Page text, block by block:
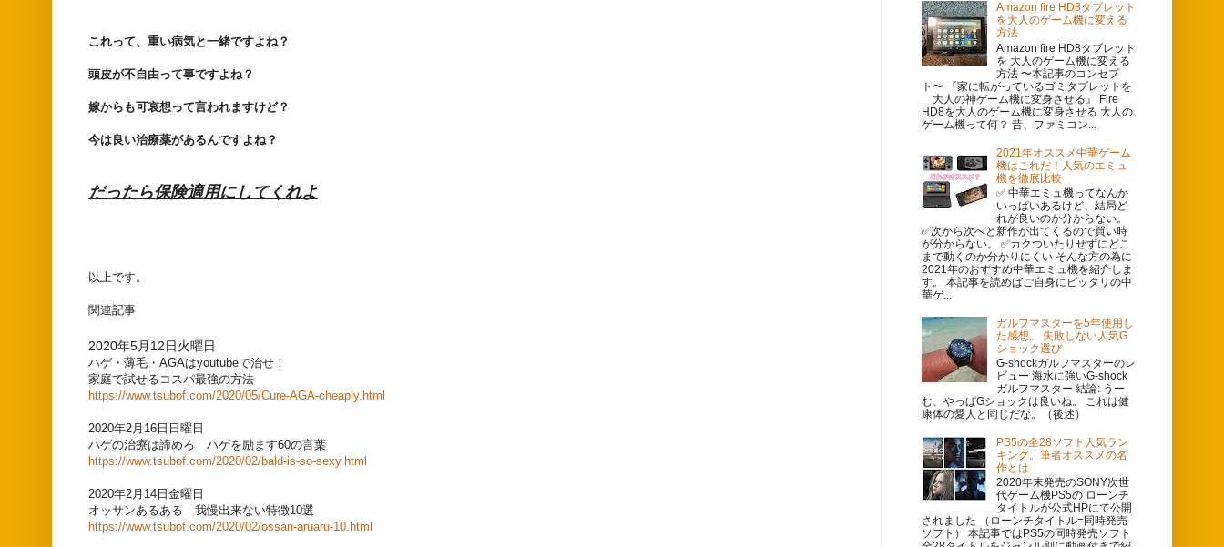
これって、重い病気と一緒ですよね？
頭皮が不自由って事ですよね？
嫁からも可哀想って言われますけど？
今は良い治療薬があるんですよね？
だったら保険適用にしてくれよ
以上です。
関連記事
2020年5月12日火曜日
ハゲ・薄毛・AGAはyoutubeで治せ！
家庭で試せるコスパ最強の方法
https://www.tsubof.com/2020/05/Cure-AGA-cheaply.html
2020年2月16日日曜日
ハゲの治療は諦めろ ハゲを励ます60の言葉
https://www.tsubof.com/2020/02/bald-is-so-sexy.html
2020年2月14日金曜日
オッサンあるある 我慢出来ない特徴10選
https://www.tsubof.com/2020/02/ossan-aruaru-10.html
Amazon fire HD8タブレット
を大人のゲーム機に変える
方法
Amazon fire HD8タブレット
を 大人のゲーム機に変える
方法 〜本記事のコンセプ
ト〜 『家に転がっているゴミタブレットを
大人の神ゲーム機に変身させる』 Fire
HD8を大人のゲーム機に変身させる 大人の
ゲーム機って何？ 昔、ファミコン...
2021年オススメ中華ゲーム
機はこれだ！人気のエミュ
機を徹底比較
✅ 中華エミュ機ってなんか
いっぱいあるけど、結局ど
れが良いのか分からない。
✅次から次へと新作が出てくるので買い時
が分からない。 ✅カクついたりせずにどこ
まで動くのか分かりにくい そんな方の為に
2021年のおすすめ中華エミュ機を紹介しま
す。 本記事を読めばご自身にピッタリの中
華ゲ...
ガルフマスターを5年使用し
た感想。 失敗しない人気G
ショック選び
G-shockガルフマスターのレ
ビュー 海水に強いG-shock
ガルフマスター 結論: うー
む、やっぱGショックは良いね。 これは健
康体の愛人と同じだな。（後述）
PS5の全28ソフト人気ラン
キング。筆者オススメの名
作とは
2020年末発売のSONY次世
代ゲーム機PS5の ローンチ
タイトルが公式HPにて公開
されました （ローンチタイトル=同時発売
ソフト） 本記事ではPS5の同時発売ソフト